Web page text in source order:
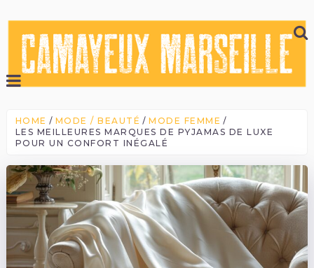
HOME MODE / BEAUTÉ
MODE FEMME
LES MEILLEURES MARQUES DE PYJAMAS DE LUXE
POUR UN CONFORT INÉGALÉ